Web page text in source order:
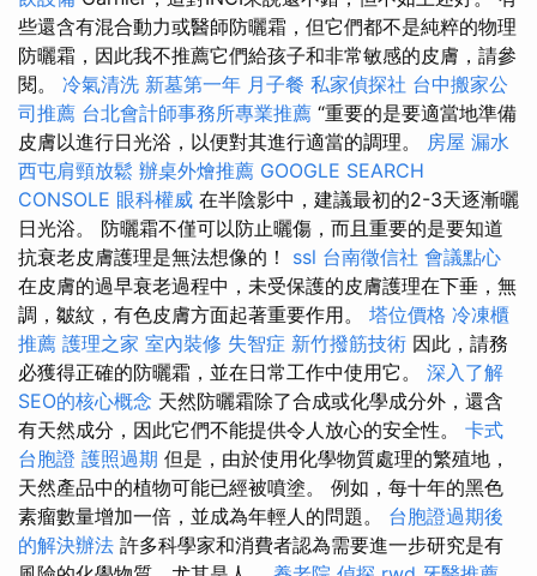
些還含有混合動力或醫師防曬霜，但它們都不是純粹的物理
防曬霜，因此我不推薦它們給孩子和非常敏感的皮膚，請參
閱。 冷氣清洗 新墓第一年 月子餐 私家偵探社 台中搬家公
司推薦 台北會計師事務所專業推薦 “重要的是要適當地準備
皮膚以進行日光浴，以便對其進行適當的調理。 房屋 漏水
西屯肩頸放鬆 辦桌外燴推薦 GOOGLE SEARCH
CONSOLE 眼科權威 在半陰影中，建議最初的2-3天逐漸曬
日光浴。 防曬霜不僅可以防止曬傷，而且重要的是要知道
抗衰老皮膚護理是無法想像的！ ssl 台南徵信社 會議點心
在皮膚的過早衰老過程中，未受保護的皮膚護理在下垂，無
調，皺紋，有色皮膚方面起著重要作用。 塔位價格 冷凍櫃
推薦 護理之家 室內裝修 失智症 新竹撥筋技術 因此，請務
必獲得正確的防曬霜，並在日常工作中使用它。 深入了解
SEO的核心概念 天然防曬霜除了合成或化學成分外，還含
有天然成分，因此它們不能提供令人放心的安全性。 卡式
台胞證 護照過期 但是，由於使用化學物質處理的繁殖地，
天然產品中的植物可能已經被噴塗。 例如，每十年的黑色
素瘤數量增加一倍，並成為年輕人的問題。 台胞證過期後
的解決辦法 許多科學家和消費者認為需要進一步研究是有